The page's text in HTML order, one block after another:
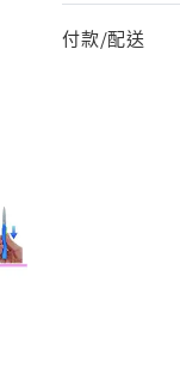
付款/配送